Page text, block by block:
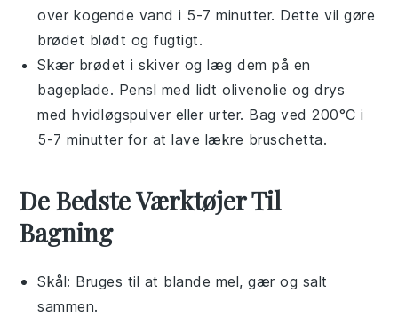
over kogende vand i 5-7 minutter. Dette vil gøre
brødet blødt og fugtigt.
Skær brødet i skiver og læg dem på en
bageplade. Pensl med lidtolivenolie og drys
medhvidløgspulver eller urter. Bag ved 200°C i
5-7 minutter for at lave lækre bruschetta.
De Bedste Værktøjer Til
Bagning
Skål: Bruges til at blande mel, gær og salt
sammen.